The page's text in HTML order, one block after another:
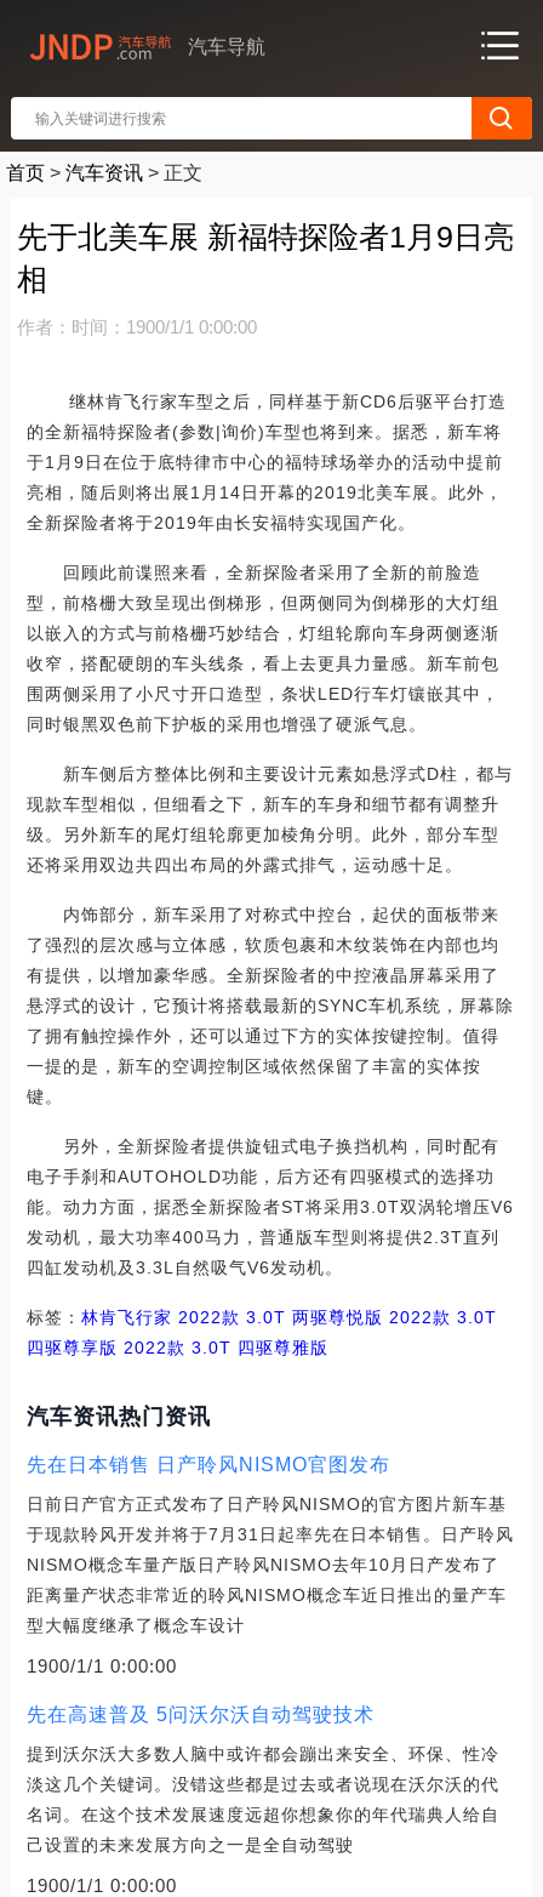
汽车导航
首页 > 汽车资讯 > 正文
先于北美车展 新福特探险者1月9日亮
相
作者： 时间：1900/1/1 0:00:00
继林肯飞行家车型之后，同样基于新CD6后驱平台打造
的全新福特探险者(参数|询价)车型也将到来。据悉，新车将
于1月9日在位于底特律市中心的福特球场举办的活动中提前
亮相，随后则将出展1月14日开幕的2019北美车展。此外，
全新探险者将于2019年由长安福特实现国产化。
回顾此前谍照来看，全新探险者采用了全新的前脸造
型，前格栅大致呈现出倒梯形，但两侧同为倒梯形的大灯组
以嵌入的方式与前格栅巧妙结合，灯组轮廓向车身两侧逐渐
收窄，搭配硬朗的车头线条，看上去更具力量感。新车前包
围两侧采用了小尺寸开口造型，条状LED行车灯镶嵌其中，
同时银黑双色前下护板的采用也增强了硬派气息。
新车侧后方整体比例和主要设计元素如悬浮式D柱，都与
现款车型相似，但细看之下，新车的车身和细节都有调整升
级。另外新车的尾灯组轮廓更加棱角分明。此外，部分车型
还将采用双边共四出布局的外露式排气，运动感十足。
内饰部分，新车采用了对称式中控台，起伏的面板带来
了强烈的层次感与立体感，软质包裹和木纹装饰在内部也均
有提供，以增加豪华感。全新探险者的中控液晶屏幕采用了
悬浮式的设计，它预计将搭载最新的SYNC车机系统，屏幕除
了拥有触控操作外，还可以通过下方的实体按键控制。值得
一提的是，新车的空调控制区域依然保留了丰富的实体按
键。
另外，全新探险者提供旋钮式电子换挡机构，同时配有
电子手刹和AUTOHOLD功能，后方还有四驱模式的选择功
能。动力方面，据悉全新探险者ST将采用3.0T双涡轮增压V6
发动机，最大功率400马力，普通版车型则将提供2.3T直列
四缸发动机及3.3L自然吸气V6发动机。
标签： 林肯飞行家 2022款 3.0T 两驱尊悦版 2022款 3.0T
四驱尊享版 2022款 3.0T 四驱尊雅版
汽车资讯热门资讯
先在日本销售 日产聆风NISMO官图发布
日前日产官方正式发布了日产聆风NISMO的官方图片新车基
于现款聆风开发并将于7月31日起率先在日本销售。日产聆风
NISMO概念车量产版日产聆风NISMO去年10月日产发布了
距离量产状态非常近的聆风NISMO概念车近日推出的量产车
型大幅度继承了概念车设计
1900/1/1 0:00:00
先在高速普及 5问沃尔沃自动驾驶技术
提到沃尔沃大多数人脑中或许都会蹦出来安全、环保、性冷
淡这几个关键词。没错这些都是过去或者说现在沃尔沃的代
名词。在这个技术发展速度远超你想象你的年代瑞典人给自
己设置的未来发展方向之一是全自动驾驶
1900/1/1 0:00:00